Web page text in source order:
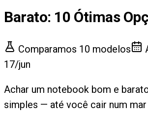
Barato: 10 Ótimas
Comparamos 10 modelos
17/jun
Achar um notebook bom e
simples — até você cair num